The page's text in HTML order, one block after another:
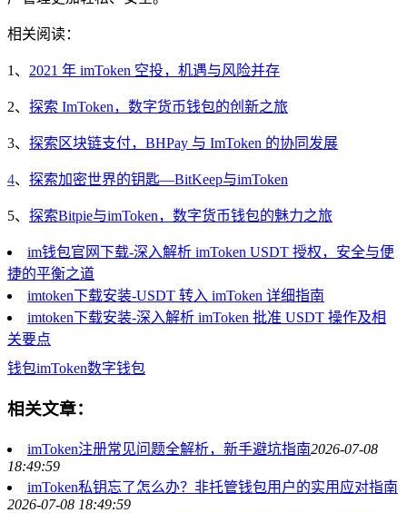
相关阅读：
1、 2021 年 imToken 空投，机遇与风险并存
2、 探索 ImToken，数字货币钱包的创新之旅
3、 探索区块链支付，BHPay 与 ImToken 的协同发展
4、 探索加密世界的钥匙—BitKeep与imToken
5、 探索Bitpie与imToken，数字货币钱包的魅力之旅
im钱包官网下载-深入解析 imToken USDT 授权，安全与便
捷的平衡之道
imtoken下载安装-USDT 转入 imToken 详细指南
imtoken下载安装-深入解析 imToken 批准 USDT 操作及相
关要点
钱包imToken数字钱包
相关文章：
imToken注册常见问题全解析，新手避坑指南2026-07-08
18:49:59
imToken私钥忘了怎么办？非托管钱包用户的实用应对指南
2026-07-08 18:49:59